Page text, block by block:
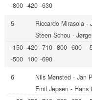
-800 -420 -630
5 Riccardo Mirasola -
Steen Schou -
-150 -420 -710 -800 600 -
-500 100 -690
6 Nils Mønsted - Jan
Emil Jepsen - Hans